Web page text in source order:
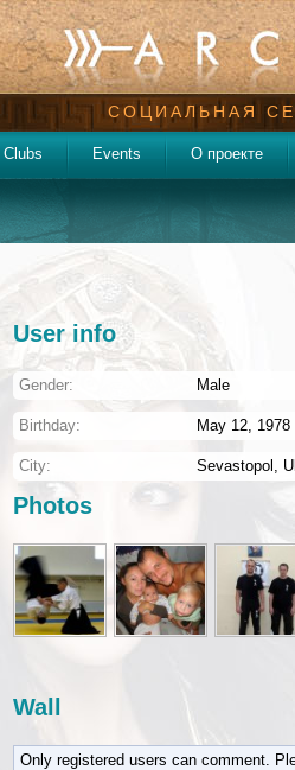
СОЦИАЛЬНАЯ
Clubs Events О проекте
User info
Gender: Male
Birthday: May 12,
City: Sevastopol ,
Photos
Wall
Only registered users can comment.